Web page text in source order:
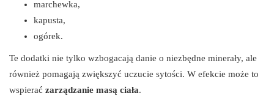
marchewka,
kapusta,
ogórek.
Te dodatki nie tylko wzbogacają danie o niezbędne minerały, ale
również pomagają zwiększyć uczucie sytości. W efekcie może to
wspierać zarządzanie masą ciała.